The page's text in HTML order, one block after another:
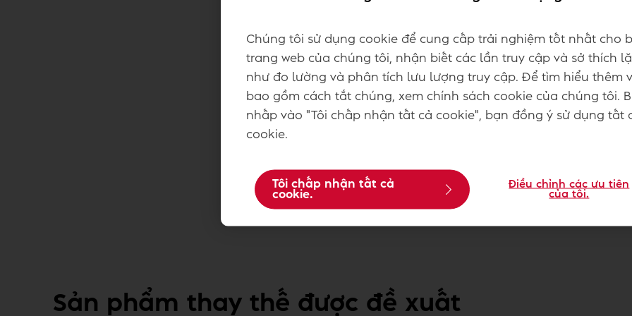
Cần thêm thông tin?
Liên hệ với chúng
Sản phẩm thay thế được đề xuất
Chúng tôi sử dụng cookie để cung cấp trải nghiệm tốt nhất cho
trang web của chúng tôi, nhận biết các lần truy cập và sở thích
như đo lường và phân tích lưu lượng truy cập. Để tìm hiểu thêm
bao gồm cách tắt chúng, xem chính sách cookie của chúng tôi.
nhấp vào "Tôi chấp nhận tất cả cookie", bạn đồng ý sử dụng tất
cookie.
Tôi chấp nhận tất cả
cookie.
Điều chỉnh các ưu tiên
của tôi.